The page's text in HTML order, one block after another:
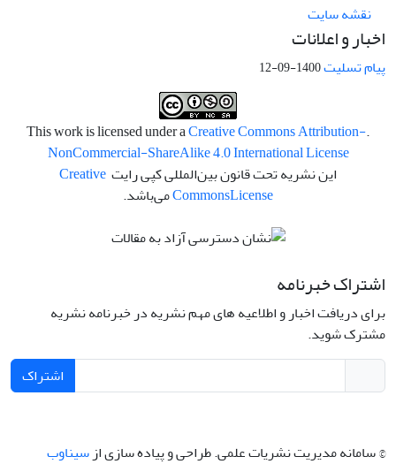
نقشه سایت
اخبار و اعلانات
پیام تسلیت1400-09-12
.This work is licensed under a
Creative Commons Attribution-
NonCommercial-ShareAlike 4.0 International License
این نشریه تحت قانون بین‌المللی کپی رایت Creative
CommonsLicense می‌باشد.
اشتراک خبرنامه
برای دریافت اخبار و اطلاعیه های مهم نشریه در خبرنامه نشریه
مشترک شوید.
اشتراک
© سامانه مدیریت نشریات علمی.طراحی و پیاده سازی از سیناوب